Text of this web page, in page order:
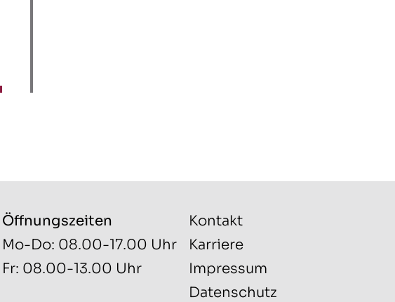
Öffnungszeiten
Mo-Do: 08.00-17.00 Uhr
Fr: 08.00-13.00 Uhr
Kontakt
Karriere
Impressum
Datenschutz